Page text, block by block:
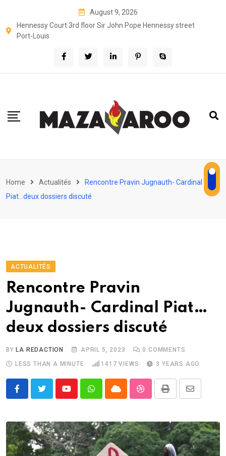
content
August 9, 2026
Hennessy Court 3rd floor Sir John Pope Hennessy street
Port-Louis
Home Actualités
Rencontre Pravin Jugnauth- Cardinal
Piat…deux dossiers discuté
ACTUALITÉS
Rencontre Pravin
Jugnauth- Cardinal Piat…
deux dossiers discuté
BYLA REDACTION APRIL 5, 2023 0 COMMENTS
LESS THAN A MINUTE
1417 VIEWS 3 YEARS AGO
YoutubeWhatsappCloud StumbleUpon
Print
Share
Email